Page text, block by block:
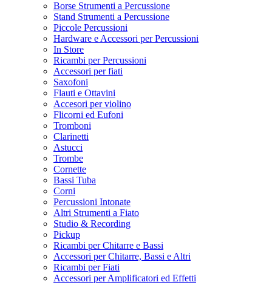
Borse Strumenti a Percussione
Stand Strumenti a Percussione
Piccole Percussioni
Hardware e Accessori per Percussioni
In Store
Ricambi per Percussioni
Accessori per fiati
Saxofoni
Flauti e Ottavini
Accesori per violino
Flicorni ed Eufoni
Tromboni
Clarinetti
Astucci
Trombe
Cornette
Bassi Tuba
Corni
Percussioni Intonate
Altri Strumenti a Fiato
Studio & Recording
Pickup
Ricambi per Chitarre e Bassi
Accessori per Chitarre, Bassi e Altri
Ricambi per Fiati
Accessori per Amplificatori ed Effetti